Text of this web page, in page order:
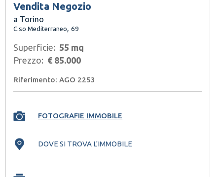
Vendita Negozio
a Torino
C.so Mediterraneo,69
Superficie: 55 mq
Prezzo: € 85.000
Riferimento: AGO 2253
FOTOGRAFIE IMMOBILE
DOVE SI TROVA L'IMMOBILE